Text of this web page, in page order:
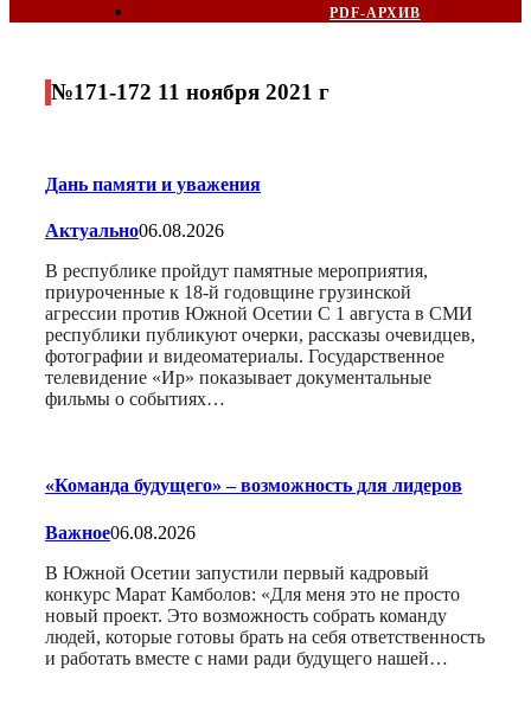
PDF-АРХИВ
№171-172 11 ноября 2021 г
Дань памяти и уважения
Актуально06.08.2026
В республике пройдут памятные мероприятия,
приуроченные к 18-й годовщине грузинской
агрессии против Южной Осетии С 1 августа в СМИ
республики публикуют очерки, рассказы очевидцев,
фотографии и видеоматериалы. Государственное
телевидение «Ир» показывает документальные
фильмы о событиях…
«Команда будущего» – возможность для лидеров
Важное06.08.2026
В Южной Осетии запустили первый кадровый
конкурс Марат Камболов: «Для меня это не просто
новый проект. Это возможность собрать команду
людей, которые готовы брать на себя ответственность
и работать вместе с нами ради будущего нашей…